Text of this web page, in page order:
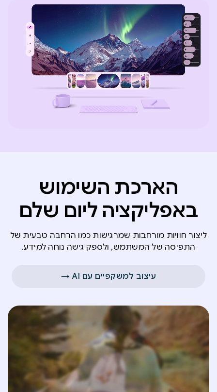
הארכת השימוש
באפליקציה ליום שלם
ליצור חוויות מורחבות שמרגישות כמו הרחבה טבעית של
התפיסה של המשתמש, ולספק גישה נוחה למידע.
עיצוב למשקפיים עם AI‏ →